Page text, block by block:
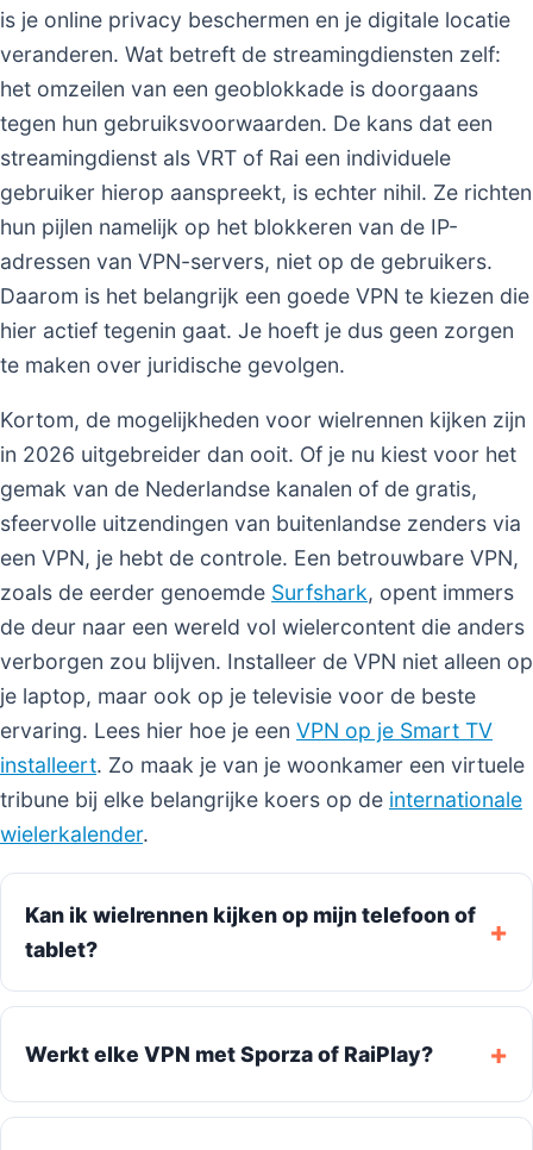
is je online privacy beschermen en je digitale locatie
veranderen. Wat betreft de streamingdiensten zelf:
het omzeilen van een geoblokkade is doorgaans
tegen hun gebruiksvoorwaarden. De kans dat een
streamingdienst als VRT of Rai een individuele
gebruiker hierop aanspreekt, is echter nihil. Ze richten
hun pijlen namelijk op het blokkeren van de IP-
adressen van VPN-servers, niet op de gebruikers.
Daarom is het belangrijk een goede VPN te kiezen die
hier actief tegenin gaat. Je hoeft je dus geen zorgen
te maken over juridische gevolgen.
Kortom, de mogelijkheden voor wielrennen kijken zijn
in 2026 uitgebreider dan ooit. Of je nu kiest voor het
gemak van de Nederlandse kanalen of de gratis,
sfeervolle uitzendingen van buitenlandse zenders via
een VPN, je hebt de controle. Een betrouwbare VPN,
zoals de eerder genoemde Surfshark, opent immers
de deur naar een wereld vol wielercontent die anders
verborgen zou blijven. Installeer de VPN niet alleen op
je laptop, maar ook op je televisie voor de beste
ervaring. Lees hier hoe je een VPN op je Smart TV
installeert. Zo maak je van je woonkamer een virtuele
tribune bij elke belangrijke koers op de internationale
wielerkalender.
Kan ik wielrennen kijken op mijn telefoon of
tablet?
Werkt elke VPN met Sporza of RaiPlay?